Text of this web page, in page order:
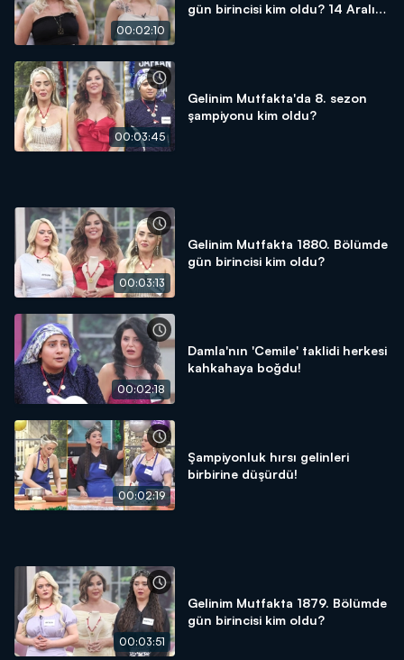
00:02:10
gün birincisi kim oldu? 14 Aralık
00:03:45
Gelinim Mutfakta'da 8. sezon
şampiyonu kim oldu?
00:03:13
Gelinim Mutfakta 1880. Bölümde
gün birincisi kim oldu?
00:02:18
Damla'nın 'Cemile' taklidi herkesi
kahkahaya boğdu!
00:02:19
Şampiyonluk hırsı gelinleri
birbirine düşürdü!
00:03:51
Gelinim Mutfakta 1879. Bölümde
gün birincisi kim oldu?